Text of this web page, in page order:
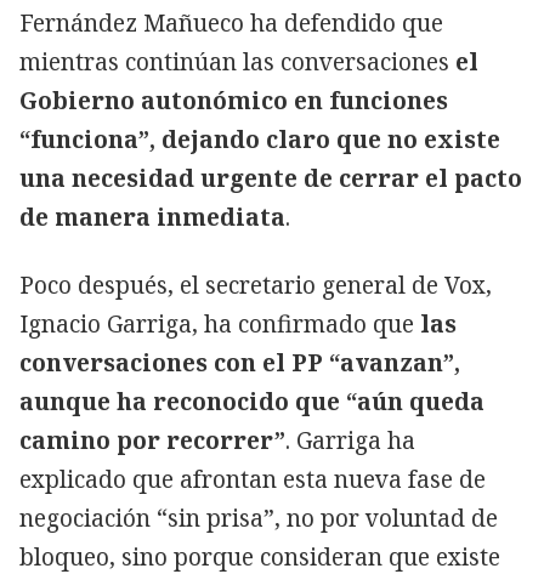
Fernández Mañueco ha defendido que
mientras continúan las conversaciones el
Gobierno autonómico en funciones
“funciona”, dejando claro que no existe
una necesidad urgente de cerrar el pacto
de manera inmediata.
Poco después, el secretario general de Vox,
Ignacio Garriga, ha confirmado que las
conversaciones con el PP “avanzan”,
aunque ha reconocido que “aún queda
camino por recorrer”. Garriga ha
explicado que afrontan esta nueva fase de
negociación “sin prisa”, no por voluntad de
bloqueo, sino porque consideran que existe